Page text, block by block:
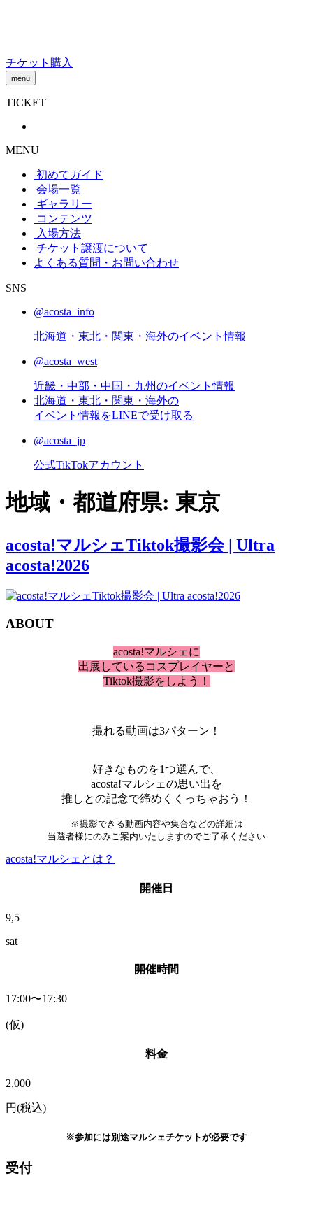
チケット購入
menu
TICKET
MENU
初めてガイド
会場一覧
ギャラリー
コンテンツ
入場方法
チケット譲渡について
よくある質問・お問い合わせ
SNS
@acosta_info
北海道・東北・関東・海外のイベント情報
@acosta_west
近畿・中部・中国・九州のイベント情報
北海道・東北・関東・海外の
イベント情報をLINEで受け取る
@acosta_jp
公式TikTokアカウント
地域・都道府県: 東京
acosta!マルシェTiktok撮影会 | Ultra
acosta!2026
ABOUT
acosta!マルシェに
出展しているコスプレイヤーと
Tiktok撮影をしよう！
撮れる動画は3パターン！
好きなものを1つ選んで、
acosta!マルシェの思い出を
推しとの記念で締めくくっちゃおう！
※撮影できる動画内容や集合などの詳細は
当選者様にのみご案内いたしますのでご了承ください
acosta!マルシェとは？
開催日
9,5
sat
開催時間
17:00〜17:30
(仮)
料金
2,000
円(税込)
※参加には別途マルシェチケットが必要です
受付